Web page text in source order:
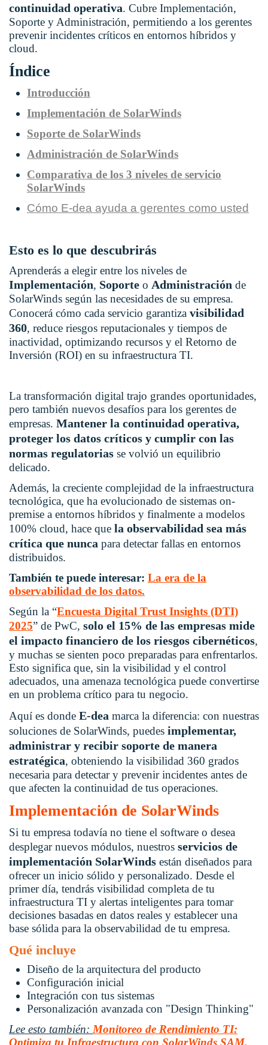
continuidad operativa. Cubre Implementación,
Soporte y Administración, permitiendo a los gerentes
prevenir incidentes críticos en entornos híbridos y
cloud.
Índice
Introducción
Implementación de SolarWinds
Soporte de SolarWinds
Administración de SolarWinds
Comparativa de los 3 niveles de servicio
SolarWinds
Cómo E-dea ayuda a gerentes como usted
Esto es lo que descubrirás
Aprenderás a elegir entre los niveles de
Implementación, Soporte o Administración de
SolarWinds según las necesidades de su empresa.
Conocerá cómo cada servicio garantiza visibilidad
360, reduce riesgos reputacionales y tiempos de
inactividad, optimizando recursos y el Retorno de
Inversión (ROI) en su infraestructura TI.
La transformación digital trajo grandes oportunidades,
pero también nuevos desafíos para los gerentes de
empresas. Mantener la continuidad operativa,
proteger los datos críticos y cumplir con las
normas regulatorias se volvió un equilibrio
delicado.
Además, la creciente complejidad de la infraestructura
tecnológica, que ha evolucionado de sistemas on-
premise a entornos híbridos y finalmente a modelos
100% cloud, hace que la observabilidad sea más
crítica que nunca para detectar fallas en entornos
distribuidos.
También te puede interesar: La era de la
observabilidad de los datos.
Según la “Encuesta Digital Trust Insights (DTI)
2025” de PwC, solo el 15% de las empresas mide
el impacto financiero de los riesgos cibernéticos,
y muchas se sienten poco preparadas para enfrentarlos.
Esto significa que, sin la visibilidad y el control
adecuados, una amenaza tecnológica puede convertirse
en un problema crítico para tu negocio.
Aquí es donde E-dea marca la diferencia: con nuestras
soluciones de SolarWinds, puedes implementar,
administrar y recibir soporte de manera
estratégica, obteniendo la visibilidad 360 grados
necesaria para detectar y prevenir incidentes antes de
que afecten la continuidad de tus operaciones.
Implementación de SolarWinds
Si tu empresa todavía no tiene el software o desea
desplegar nuevos módulos, nuestros servicios de
implementación SolarWinds están diseñados para
ofrecer un inicio sólido y personalizado. Desde el
primer día, tendrás visibilidad completa de tu
infraestructura TI y alertas inteligentes para tomar
decisiones basadas en datos reales y establecer una
base sólida para la observabilidad de tu empresa.
Qué incluye
Diseño de la arquitectura del producto
Configuración inicial
Integración con tus sistemas
Personalización avanzada con "Design Thinking"
Lee esto también: Monitoreo de Rendimiento TI:
Optimiza tu Infraestructura con SolarWinds SAM.